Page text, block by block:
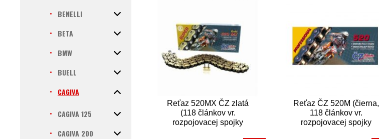
BENELLI
BETA
BMW
BUELL
CAGIVA
CAGIVA 125
CAGIVA 200
Reťaz 520MX ČZ zlatá
(118 článkov vr.
rozpojovacej spojky
Reťaz ČZ 520M (čierna,
118 článkov vr.
rozpojovacej spojky